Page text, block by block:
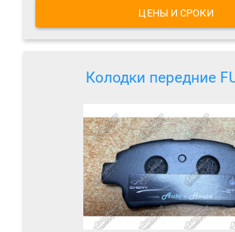
ЦЕНЫ И СРОКИ
Колодки передние